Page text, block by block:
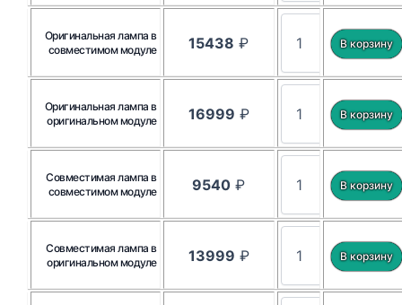
Оригинальная лампа в
совместимом модуле
15438 ₽
Оригинальная лампа в
оригинальном модуле
16999 ₽
Совместимая лампа в
совместимом модуле
9540 ₽
Совместимая лампа в
оригинальном модуле
13999 ₽